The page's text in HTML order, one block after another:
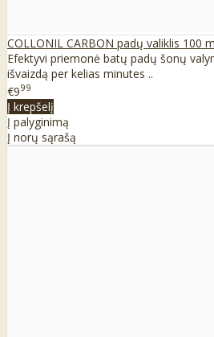
COLLONIL CARBON padų valiklis 100
Efektyvi priemonė batų padų šonų
išvaizdą per kelias minutes ..
€999
Į krepšelį
Į palyginimą
Į norų sąrašą